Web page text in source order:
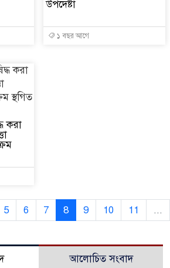
উপদেষ্টা
১ বছর আগে
করা
5 6 7 8 9 10 11 ...
আলোচিত সংবাদ